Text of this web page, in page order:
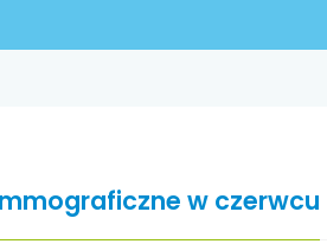
w czerwcu